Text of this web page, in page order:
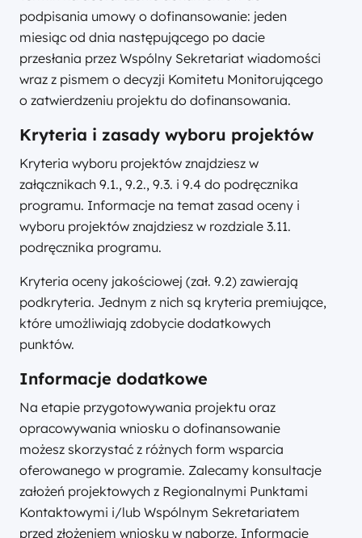
podpisania umowy o dofinansowanie: jeden
miesiąc od dnia następującego po dacie
przesłania przez Wspólny Sekretariat wiadomości
wraz z pismem o decyzji Komitetu Monitorującego
o zatwierdzeniu projektu do dofinansowania.
Kryteria i zasady wyboru projektów
Kryteria wyboru projektów znajdziesz w
załącznikach 9.1., 9.2., 9.3. i 9.4 do podręcznika
programu. Informacje na temat zasad oceny i
wyboru projektów znajdziesz w rozdziale 3.11.
podręcznika programu.
Kryteria oceny jakościowej (zał. 9.2) zawierają
podkryteria. Jednym z nich są kryteria premiujące,
które umożliwiają zdobycie dodatkowych
punktów.
Informacje dodatkowe
Na etapie przygotowywania projektu oraz
opracowywania wniosku o dofinansowanie
możesz skorzystać z różnych form wsparcia
oferowanego w programie. Zalecamy konsultacje
założeń projektowych z Regionalnymi Punktami
Kontaktowymi i/lub Wspólnym Sekretariatem
przed złożeniem wniosku w naborze. Informacje